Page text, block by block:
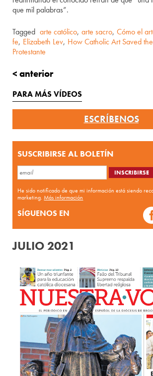
que mil palabras”.
Tagged arte católico, arte sacro, Cómo el
fe, Elizabeth Lev, How Catholic Art Saved
Protestante
< anterior
PARA MÁS VÍDEOS
ESCRÍBENOS
SUSCRIBIRSE AL BOLETÍN
He sido notificado de que mi información está siendo
marketing.Más información
SÍGUENOS EN
JULIO 2021